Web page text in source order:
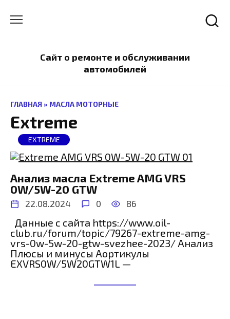
содержанию
Сайт о ремонте и обслуживании
автомобилей
ГЛАВНАЯ » МАСЛА МОТОРНЫЕ
Extreme
EXTREME
Анализ масла Extreme AMG VRS
0W/5W-20 GTW
22.08.2024 0 86
Данные с сайта https://www.oil-
club.ru/forum/topic/79267-extreme-amg-
vrs-0w-5w-20-gtw-svezhee-2023/ Анализ
Плюсы и минусы Аортикулы
EXVRS0W/5W20GTW1L —